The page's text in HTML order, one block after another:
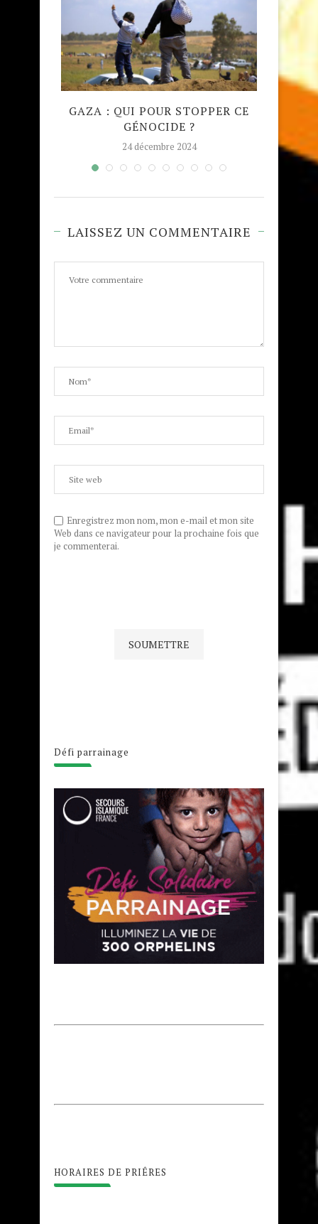
GAZA : QUI POUR STOPPER CE
GÉNOCIDE ?
24 décembre 2024
LAISSEZ UN COMMENTAIRE
Enregistrez mon nom, mon e-mail et mon site
Web dans ce navigateur pour la prochaine fois que
je commenterai.
Défi parrainage
HORAIRES DE PRIÊRES